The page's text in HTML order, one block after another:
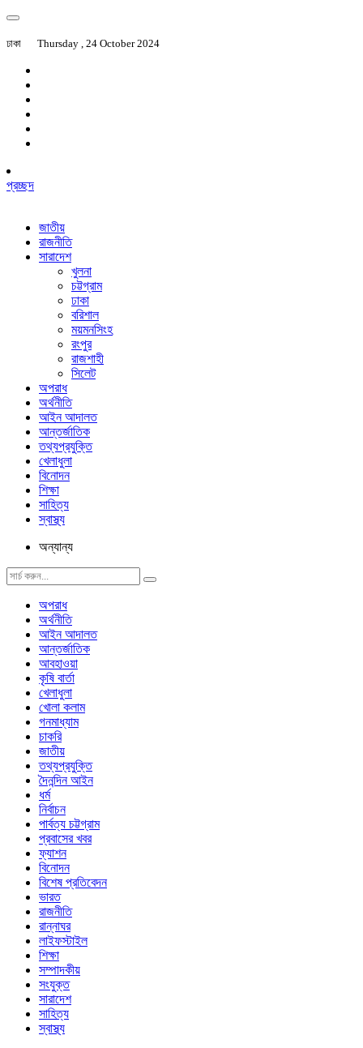
ঢাকা Thursday , 24 October 2024
প্রচ্ছদ
জাতীয়
রাজনীতি
সারাদেশ
খুলনা
চট্টগ্রাম
ঢাকা
বরিশাল
ময়মনসিংহ
রংপুর
রাজশাহী
সিলেট
অপরাধ
অর্থনীতি
আইন আদালত
আন্তর্জাতিক
তথ্যপ্রযুক্তি
খেলাধুলা
বিনোদন
শিক্ষা
সাহিত্য
স্বাস্থ্য
অন্যান্য
অপরাধ
অর্থনীতি
আইন আদালত
আন্তর্জাতিক
আবহাওয়া
কৃষি বার্তা
খেলাধুলা
খোলা কলাম
গনমাধ্যাম
চাকরি
জাতীয়
তথ্যপ্রযুক্তি
দৈনন্দিন আইন
ধর্ম
নির্বাচন
পার্বত্য চট্টগ্রাম
প্রবাসের খবর
ফ্যাশন
বিনোদন
বিশেষ প্রতিবেদন
ভারত
রাজনীতি
রান্নাঘর
লাইফস্টাইল
শিক্ষা
সম্পাদকীয়
সংযুক্ত
সারাদেশ
সাহিত্য
স্বাস্থ্য